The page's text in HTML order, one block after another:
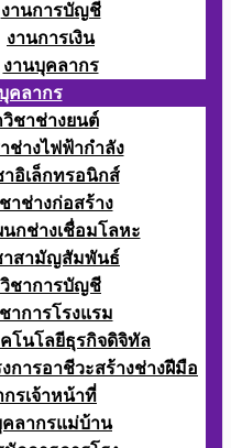
งานการบัญชี
งานการเงิน
งานบุคลากร
คลากร
ชาช่างยนต์
ช่างไฟฟ้ากำลัง
อิเล็กทรอนิกส์
าช่างก่อสร้าง
กช่างเชื่อมโลหะ
าสามัญสัมพันธ์
ชาการบัญชี
าการโรงแรม
โนโลยีธุรกิจดิจิทัล
การอาชีวะสร้างช่างฝีมือ
รเจ้าหน้าที่
ลากรแม่บ้าน